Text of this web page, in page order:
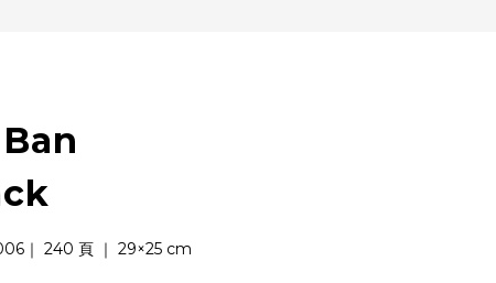
｜ 240 頁 ｜ 29×25 cm